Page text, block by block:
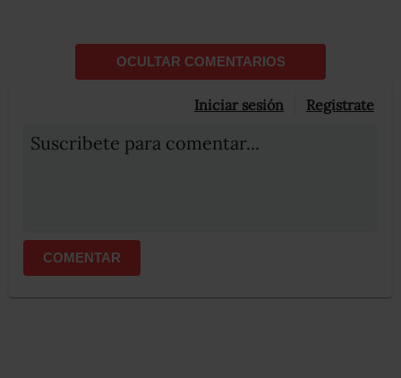
OCULTAR COMENTARIOS
Iniciar sesión Registrate
Suscribete para comentar...
COMENTAR